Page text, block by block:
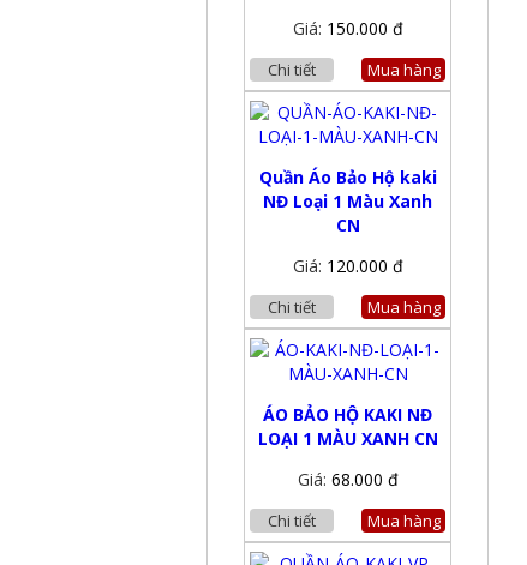
Giá: 150.000 đ
Chi tiết Mua hàng
Quần Áo Bảo Hộ kaki
NĐ Loại 1 Màu Xanh
CN
Giá: 120.000 đ
Chi tiết Mua hàng
ÁO BẢO HỘ KAKI NĐ
LOẠI 1 MÀU XANH CN
Giá: 68.000 đ
Chi tiết Mua hàng